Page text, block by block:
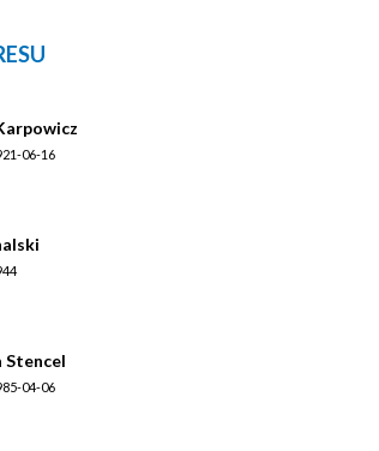
06-16
Stencel
04-06